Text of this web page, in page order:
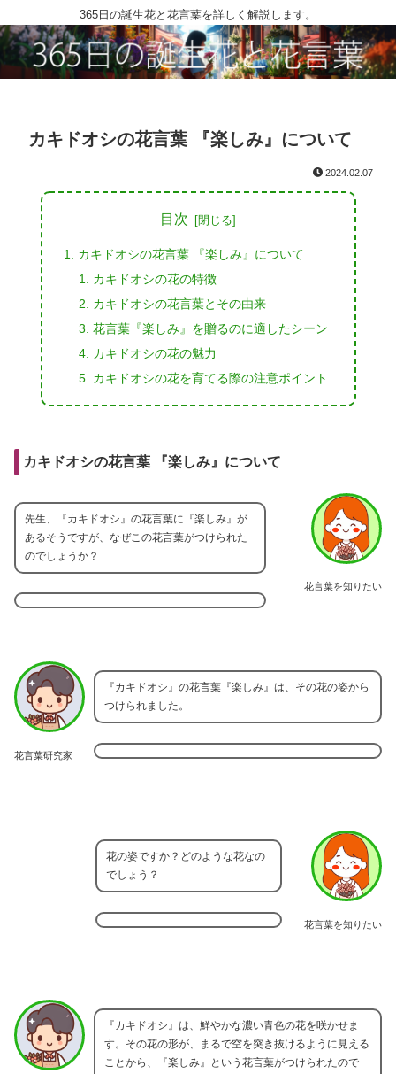
365日の誕生花と花言葉を詳しく解説します。
カキドオシの花言葉 『楽しみ』について
2024.02.07
目次
カキドオシの花言葉 『楽しみ』について
カキドオシの花の特徴
カキドオシの花言葉とその由来
花言葉『楽しみ』を贈るのに適したシーン
カキドオシの花の魅力
カキドオシの花を育てる際の注意ポイント
カキドオシの花言葉 『楽しみ』について
花言葉を知りたい
先生、『カキドオシ』の花言葉に『楽しみ』が
あるそうですが、なぜこの花言葉がつけられた
のでしょうか？
花言葉研究家
『カキドオシ』の花言葉『楽しみ』は、その花の姿から
つけられました。
花言葉を知りたい
花の姿ですか？どのような花なの
でしょう？
『カキドオシ』は、鮮やかな濃い青色の花を咲かせま
す。その花の形が、まるで空を突き抜けるように見える
ことから、『楽しみ』という花言葉がつけられたので